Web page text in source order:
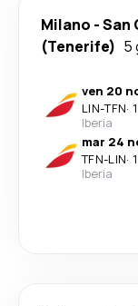
Milano -San
(Tenerife) 5
ven 20
LIN-TFN·
Iberia
mar 24
TFN-LIN·
Iberia